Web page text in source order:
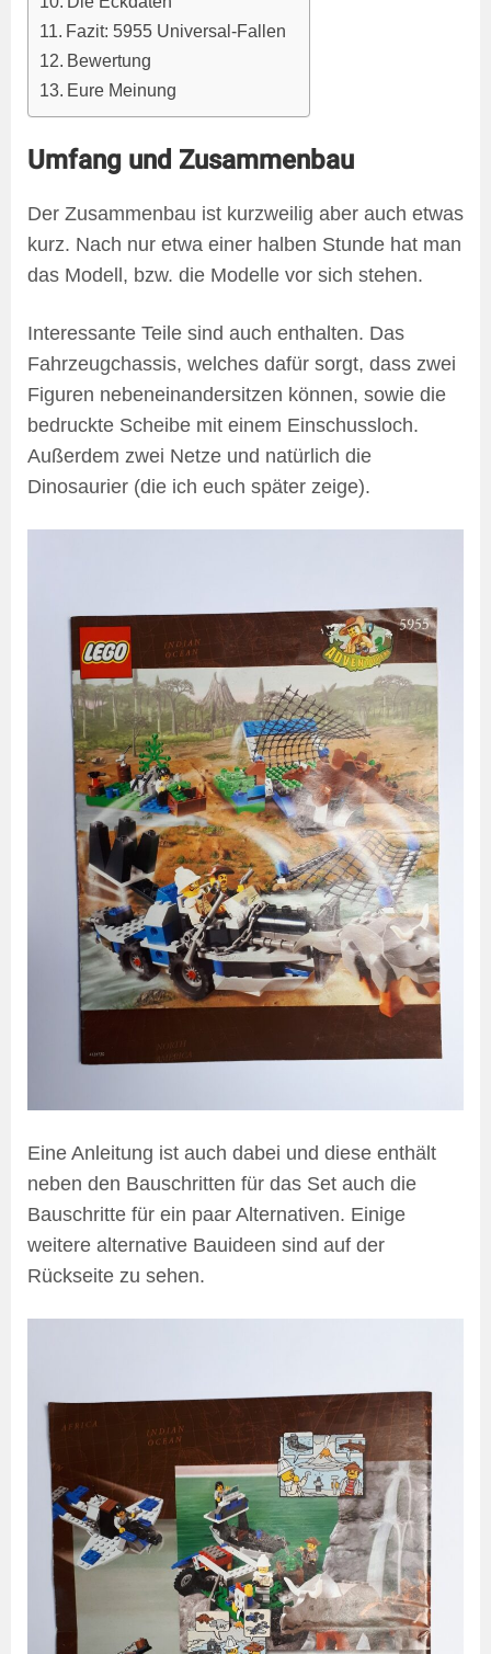
Fazit: 5955 Universal-Fallen
Bewertung
Eure Meinung
Umfang und Zusammenbau
Der Zusammenbau ist kurzweilig aber auch etwas
kurz. Nach nur etwa einer halben Stunde hat man
das Modell, bzw. die Modelle vor sich stehen.
Interessante Teile sind auch enthalten. Das
Fahrzeugchassis, welches dafür sorgt, dass zwei
Figuren nebeneinandersitzen können, sowie die
bedruckte Scheibe mit einem Einschussloch.
Außerdem zwei Netze und natürlich die
Dinosaurier (die ich euch später zeige).
Eine Anleitung ist auch dabei und diese enthält
neben den Bauschritten für das Set auch die
Bauschritte für ein paar Alternativen. Einige
weitere alternative Bauideen sind auf der
Rückseite zu sehen.